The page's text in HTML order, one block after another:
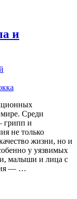
и
мире. Среди
грипп и
не только
жизни, но и
у уязвимых
малыши и лица с
— …